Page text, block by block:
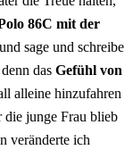
86C mit der
und sage und schreibe
das Gefühl von
alleine hinzufahren
die junge Frau blieb
veränderte ich